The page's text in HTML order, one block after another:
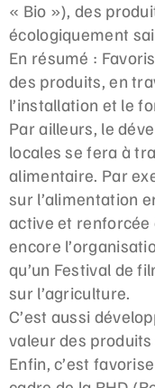
« Bio »), des
écologiquement
En résumé :
des produits, en
l’installation et le
Par ailleurs, le
locales se fera à
alimentaire. Par
sur l’alimentation
active et renforcée
encore
qu’un Festival de
sur l’agriculture.
C’est aussi
valeur des
Enfin, c’est